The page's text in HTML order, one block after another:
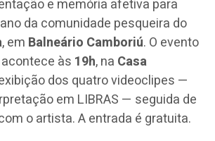
e memória afetiva para
da comunidade pesqueira do
, em Balneário Camboriú. O evento
às 19h, na Casa
dos quatro videoclipes —
em LIBRAS — seguida de
o artista. A entrada é gratuita.